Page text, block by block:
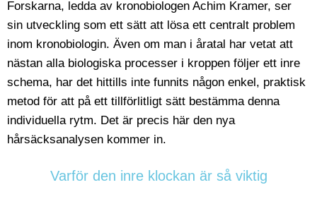
Forskarna, ledda av kronobiologen Achim Kramer, ser
sin utveckling som ett sätt att lösa ett centralt problem
inom kronobiologin. Även om man i åratal har vetat att
nästan alla biologiska processer i kroppen följer ett inre
schema, har det hittills inte funnits någon enkel, praktisk
metod för att på ett tillförlitligt sätt bestämma denna
individuella rytm. Det är precis här den nya
hårsäcksanalysen kommer in.
Varför den inre klockan är så viktig